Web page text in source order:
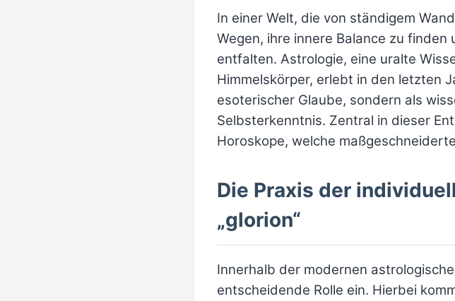
In einer Welt, die von ständigem
Wegen, ihre innere Balance zu
entfalten. Astrologie, eine uralte
Himmelskörper, erlebt in den letzten
esoterischer Glaube, sondern als
Selbsterkenntnis. Zentral in dieser
Horoskope, welche
Die Praxis der
„glorion“
Innerhalb der modernen
entscheidende Rolle ein. Hierbei